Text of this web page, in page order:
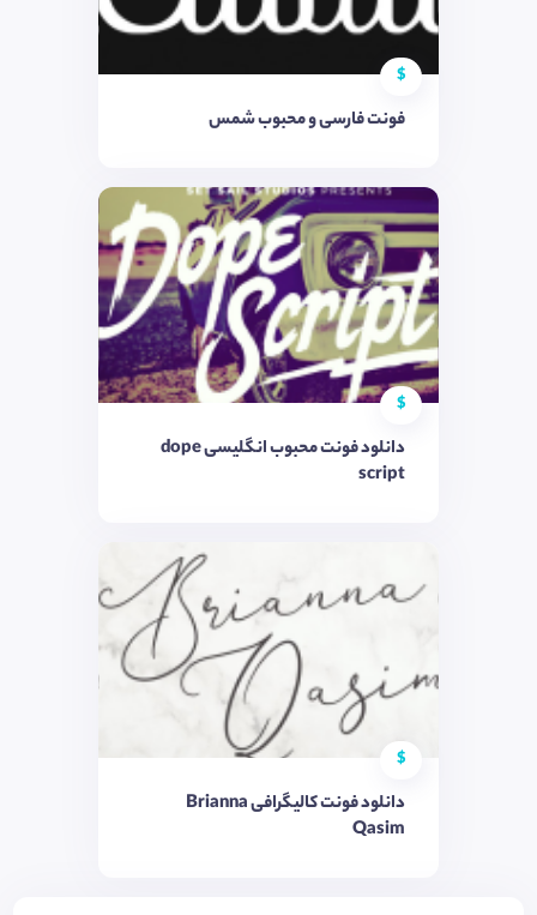
$
فونت فارسی و محبوب شمس
$
دانلود فونت محبوب انگلیسی dope
script
$
دانلود فونت کالیگرافی Brianna
Qasim